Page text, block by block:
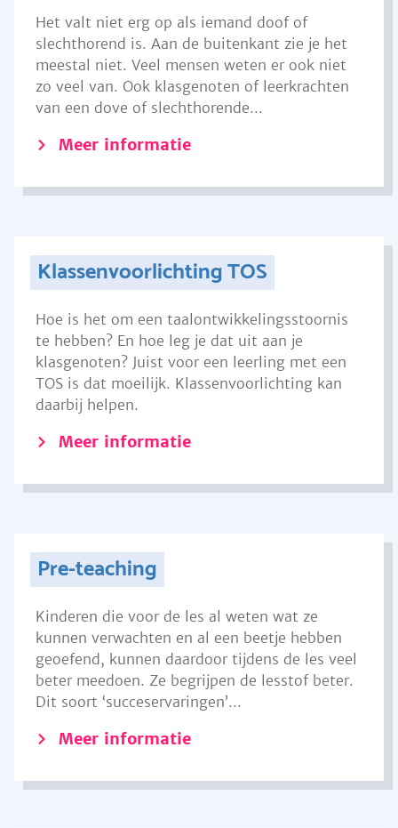
Het valt niet erg op als iemand doof of
slechthorend is. Aan de buitenkant zie je het
meestal niet. Veel mensen weten er ook niet
zo veel van. Ook klasgenoten of leerkrachten
van een dove of slechthorende...
Meer informatie
Klassenvoorlichting TOS
Hoe is het om een taalontwikkelingsstoornis
te hebben? En hoe leg je dat uit aan je
klasgenoten? Juist voor een leerling met een
TOS is dat moeilijk. Klassenvoorlichting kan
daarbij helpen.
Meer informatie
Pre-teaching
Kinderen die voor de les al weten wat ze
kunnen verwachten en al een beetje hebben
geoefend, kunnen daardoor tijdens de les veel
beter meedoen. Ze begrijpen de lesstof beter.
Dit soort ‘succeservaringen’...
Meer informatie